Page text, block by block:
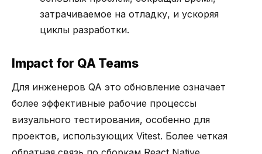
затрачиваемое на отладку, и ускоряя
циклы разработки.
Impact for QA Teams
Для инженеров QA это обновление означает
более эффективные рабочие процессы
визуального тестирования, особенно для
проектов, использующих Vitest. Более четкая